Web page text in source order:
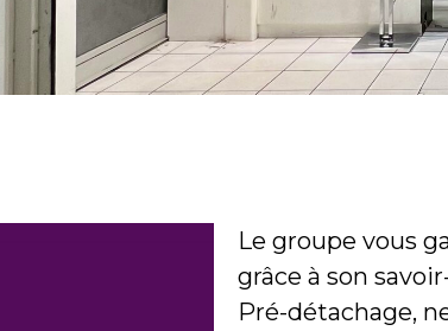
Le groupe vous
grâce à son
Pré-détachage,